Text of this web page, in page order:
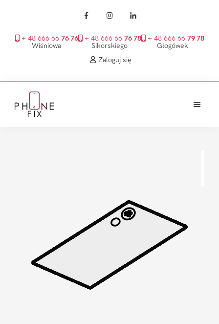
+ 48 666 66 76 76
Wiśniowa
+ 48 666 66 76 78
Sikorskiego
+ 48 666 66 79 78
Głogówek
Zaloguj się
głównego